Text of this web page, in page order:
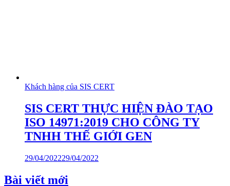
Khách hàng của SIS CERT
SIS CERT THỰC HIỆN ĐÀO TẠO
ISO 14971:2019 CHO CÔNG TY
TNHH THẾ GIỚI GEN
29/04/202229/04/2022
Bài viết mới